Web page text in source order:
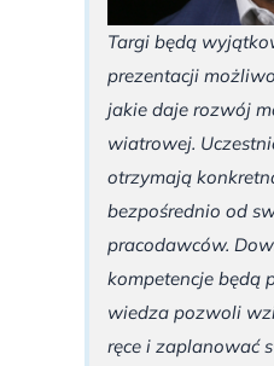
Targi będą
prezentacji
jakie daje rozwój
wiatrowej.
otrzymają
bezpośrednio od
pracodawców.
kompetencje będą
wiedza pozwoli
ręce i zaplanować